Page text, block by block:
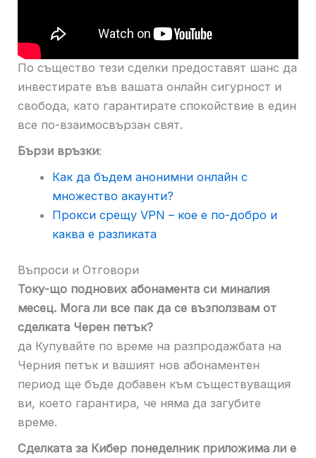
По същество тези сделки предоставят шанс да
инвестирате във вашата онлайн сигурност и
свобода, като гарантирате спокойствие в един
все по-взаимосвързан свят.
Бързи връзки:
Как да бъдем анонимни онлайн с
множество акаунти?
Прокси срещу VPN – кое е по-добро и
каква е разликата
Въпроси и Отговори
Току-що поднових абонамента си миналия
месец. Мога ли все пак да се възползвам от
сделката Черен петък?
да Купувайте по време на разпродажбата на
Черния петък и вашият нов абонаментен
период ще бъде добавен към съществуващия
ви, което гарантира, че няма да загубите
време.
Сделката за Кибер понеделник приложима ли е